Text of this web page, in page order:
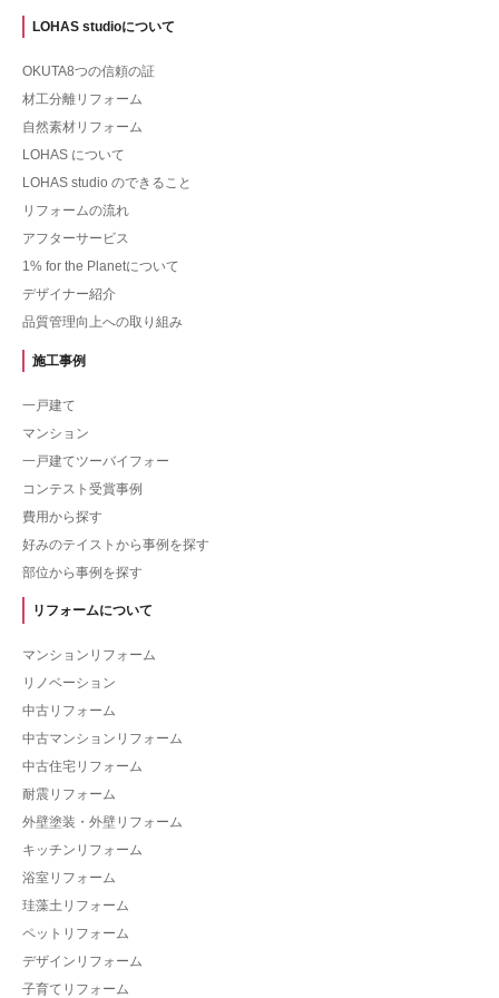
LOHAS studioについて
OKUTA8つの信頼の証
材工分離リフォーム
自然素材リフォーム
LOHAS について
LOHAS studio のできること
リフォームの流れ
アフターサービス
1% for the Planetについて
デザイナー紹介
品質管理向上への取り組み
施工事例
一戸建て
マンション
一戸建てツーバイフォー
コンテスト受賞事例
費用から探す
好みのテイストから事例を探す
部位から事例を探す
リフォームについて
マンションリフォーム
リノベーション
中古リフォーム
中古マンションリフォーム
中古住宅リフォーム
耐震リフォーム
外壁塗装・外壁リフォーム
キッチンリフォーム
浴室リフォーム
珪藻土リフォーム
ペットリフォーム
デザインリフォーム
子育てリフォーム